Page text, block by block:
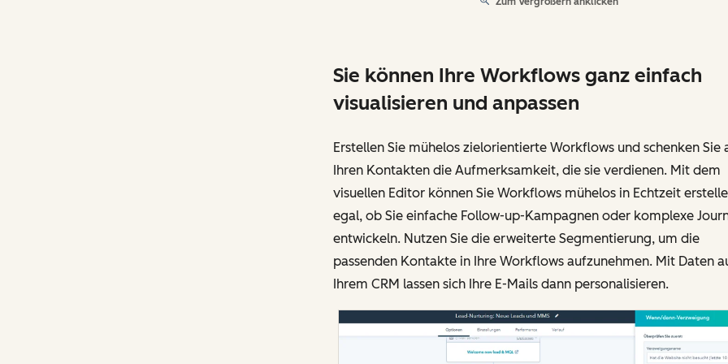
Sie können Ihre Workflows ganz einfach
visualisieren und anpassen
Erstellen Sie mühelos zielorientierte Workflows und schenken Sie
Ihren Kontakten die Aufmerksamkeit, die sie verdienen. Mit dem
visuellen Editor können Sie Workflows mühelos in Echtzeit
egal, ob Sie einfache Follow-up-Kampagnen oder komplexe
entwickeln. Nutzen Sie die erweiterte Segmentierung, um die
passenden Kontakte in Ihre Workflows aufzunehmen. Mit Daten
Ihrem CRM lassen sich Ihre E-Mails dann personalisieren.